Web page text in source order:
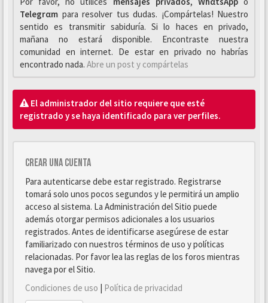
Telegrαm para resolver tus dudas. ¡Compártelas! Nuestro
sentido es transmitir sabiduría. Si lo haces en privado,
mañana no estará disponible. Encontraste nuestra
comunidad en internet. De estar en privado no habrías
encontrado nada. Abre un post y compártelas
El administrador del sitio requiere que esté
registrado y se haya identificado para ver perfiles.
Crear una cuenta
Para autenticarse debe estar registrado. Registrarse
tomará solo unos pocos segundos y le permitirá un amplio
acceso al sistema. La Administración del Sitio puede
además otorgar permisos adicionales a los usuarios
registrados. Antes de identificarse asegúrese de estar
familiarizado con nuestros términos de uso y políticas
relacionadas. Por favor lea las reglas de los foros mientras
navega por el Sitio.
Condiciones de uso | Política de privacidad